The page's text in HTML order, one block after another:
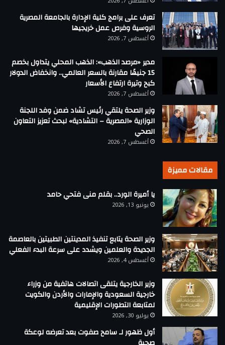
تعرف على برامج كلية الإدارة بالجامعة المصرية
الروسية وفرص عمل خريجيها
أغسطس 7, 2026
مدير «مرصد الذهب»: الذهب المحلي يتداول بخصم
15 جنيهًا مقارنة بالسعر العالمي.. وانخفاض الدولار
كبح وتيرة ارتفاع الأسعار
أغسطس 7, 2026
وزير الصحة يلتقي رئيس تشاد ضمن وفد اللجنة
الوزارية «المصرية – التشادية» لبحث تعزيز التعاون
الصحي
أغسطس 7, 2026
مقالات مميزة
يا أميرة الورد.. بقلم منى فتحي حامد
يونيو 13, 2026
وزير الصحة يتابع تنفيذ المدينتين الطبيتين بالعاصمة
الجديدة والعلمين ويشدد على سرعة البدء الفعلي
أغسطس 4, 2026
وزير الخارجية يتلقى اتصالات هاتفية من وزراء
خارجية السعودية والإمارات والأردن والكويت
لمتابعة التطورات الإقليمية
يوليو 30, 2026
أول ظهور لـ سامح صفوت بعد تعرضه لوعكة